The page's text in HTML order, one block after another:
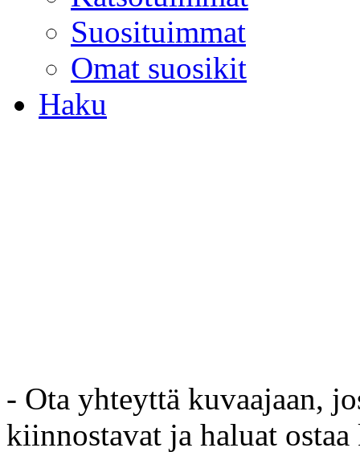
Suosituimmat
Omat suosikit
Haku
- Ota yhteyttä kuvaajaan,
kiinnostavat ja haluat